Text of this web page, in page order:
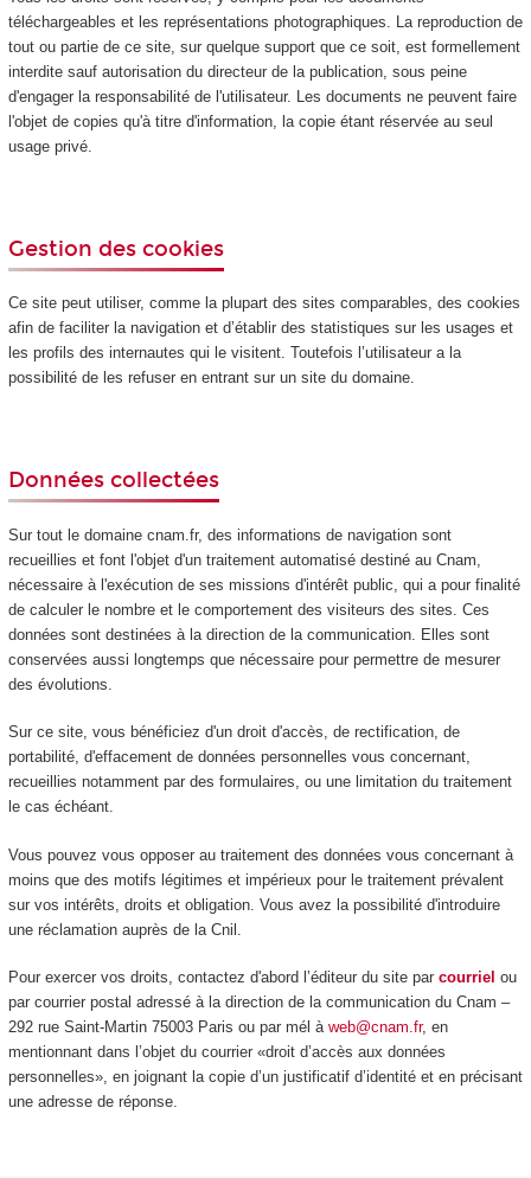
téléchargeables et les représentations photographiques. La reproduction de
tout ou partie de ce site, sur quelque support que ce soit, est formellement
interdite sauf autorisation du directeur de la publication, sous peine
d'engager la responsabilité de l'utilisateur. Les documents ne peuvent faire
l'objet de copies qu'à titre d'information, la copie étant réservée au seul
usage privé.
Gestion des cookies
Ce site peut utiliser, comme la plupart des sites comparables, des cookies
afin de faciliter la navigation et d’établir des statistiques sur les usages et
les profils des internautes qui le visitent. Toutefois l’utilisateur a la
possibilité de les refuser en entrant sur un site du domaine.
Données collectées
Sur tout le domaine cnam.fr, des informations de navigation sont
recueillies et font l'objet d'un traitement automatisé destiné au Cnam,
nécessaire à l'exécution de ses missions d'intérêt public, qui a pour finalité
de calculer le nombre et le comportement des visiteurs des sites. Ces
données sont destinées à la direction de la communication. Elles sont
conservées aussi longtemps que nécessaire pour permettre de mesurer
des évolutions.
Sur ce site, vous bénéficiez d'un droit d'accès, de rectification, de
portabilité, d'effacement de données personnelles vous concernant,
recueillies notamment par des formulaires, ou une limitation du traitement
le cas échéant.
Vous pouvez vous opposer au traitement des données vous concernant à
moins que des motifs légitimes et impérieux pour le traitement prévalent
sur vos intérêts, droits et obligation. Vous avez la possibilité d'introduire
une réclamation auprès de la Cnil.
Pour exercer vos droits, contactez d'abord l’éditeur du site par courriel ou
par courrier postal adressé à la direction de la communication du Cnam –
292 rue Saint-Martin 75003 Paris ou par mél à web@cnam.fr, en
mentionnant dans l’objet du courrier «droit d’accès aux données
personnelles», en joignant la copie d’un justificatif d’identité et en précisant
une adresse de réponse.